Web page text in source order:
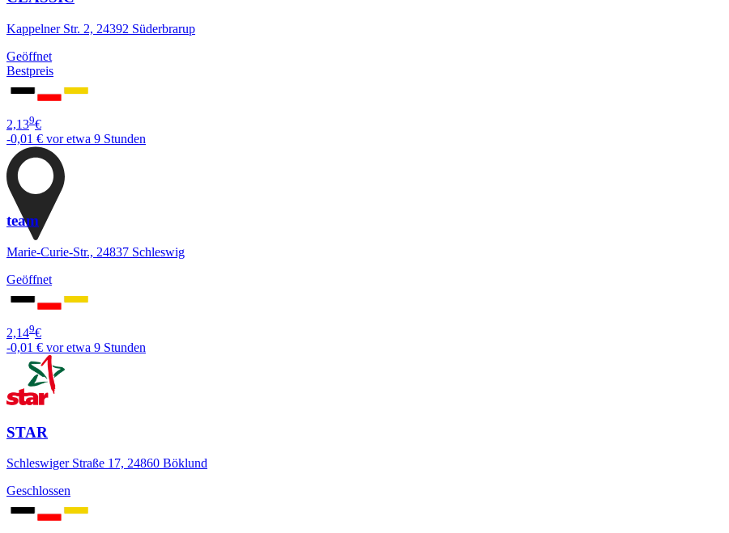
Kappelner Str. 2, 24392 Süderbrarup
Geöffnet
Bestpreis
2,139€
-0,01 € vor etwa 9 Stunden
team
Marie-Curie-Str., 24837 Schleswig
Geöffnet
2,149€
-0,01 € vor etwa 9 Stunden
STAR
Schleswiger Straße 17, 24860 Böklund
Geschlossen